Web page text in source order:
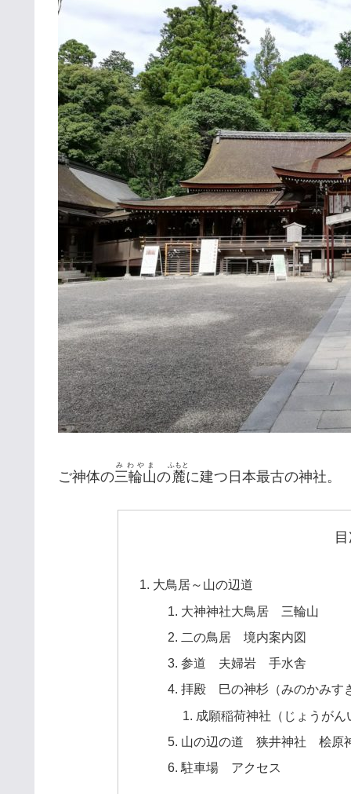
ご神体の三輪山
みわやま
の麓
ふもと
に建つ日本最古の神社。
大鳥居～山の辺道
大神神社大鳥居 三輪山
二の鳥居 境内案内図
参道 夫婦岩 手水舎
拝殿 巳の神杉（みのかみす
成願稲荷神社（じょうが
山の辺の道 狭井神社 桧原
駐車場 アクセス